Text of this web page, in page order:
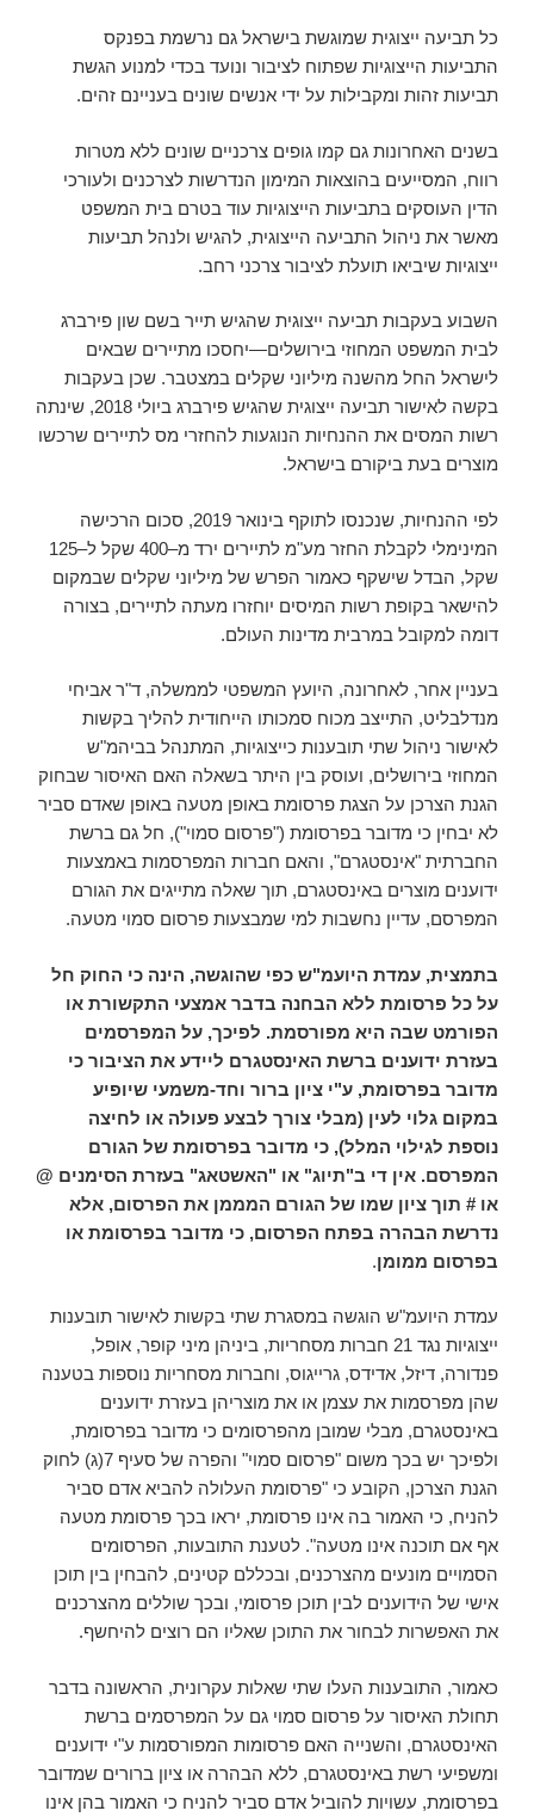
כל תביעה ייצוגית שמוגשת בישראל גם נרשמת בפנקס
התביעות הייצוגיות שפתוח לציבור ונועד בכדי למנוע הגשת
תביעות זהות ומקבילות על ידי אנשים שונים בעניינם זהים.
בשנים האחרונות גם קמו גופים צרכניים שונים ללא מטרות
רווח, המסייעים בהוצאות המימון הנדרשות לצרכנים ולעורכי
הדין העוסקים בתביעות הייצוגיות עוד בטרם בית המשפט
מאשר את ניהול התביעה הייצוגית, להגיש ולנהל תביעות
ייצוגיות שיביאו תועלת לציבור צרכני רחב.
השבוע בעקבות תביעה ייצוגית שהגיש תייר בשם שון פירברג
לבית המשפט המחוזי בירושלים—יחסכו מתיירים שבאים
לישראל החל מהשנה מיליוני שקלים במצטבר. שכן בעקבות
בקשה לאישור תביעה ייצוגית שהגיש פירברג ביולי 2018, שינתה
רשות המסים את ההנחיות הנוגעות להחזרי מס לתיירים שרכשו
מוצרים בעת ביקורם בישראל.
לפי ההנחיות, שנכנסו לתוקף בינואר 2019, סכום הרכישה
המינימלי לקבלת החזר מע"מ לתיירים ירד מ–400 שקל ל–125
שקל, הבדל שישקף כאמור הפרש של מיליוני שקלים שבמקום
להישאר בקופת רשות המיסים יוחזרו מעתה לתיירים, בצורה
דומה למקובל במרבית מדינות העולם.
בעניין אחר, לאחרונה, היועץ המשפטי לממשלה, ד"ר אביחי
מנדלבליט, התייצב מכוח סמכותו הייחודית להליך בקשות
לאישור ניהול שתי תובענות כייצוגיות, המתנהל בביהמ"ש
המחוזי בירושלים, ועוסק בין היתר בשאלה האם האיסור שבחוק
הגנת הצרכן על הצגת פרסומת באופן מטעה באופן שאדם סביר
לא יבחין כי מדובר בפרסומת ("פרסום סמוי"), חל גם ברשת
החברתית "אינסטגרם", והאם חברות המפרסמות באמצעות
ידוענים מוצרים באינסטגרם, תוך שאלה מתייגים את הגורם
המפרסם, עדיין נחשבות למי שמבצעות פרסום סמוי מטעה.
בתמצית, עמדת היועמ"ש כפי שהוגשה, הינה כי החוק חל
על כל פרסומת ללא הבחנה בדבר אמצעי התקשורת או
הפורמט שבה היא מפורסמת. לפיכך, על המפרסמים
בעזרת ידוענים ברשת האינסטגרם ליידע את הציבור כי
מדובר בפרסומת, ע"י ציון ברור וחד-משמעי שיופיע
במקום גלוי לעין (מבלי צורך לבצע פעולה או לחיצה
נוספת לגילוי המלל), כי מדובר בפרסומת של הגורם
המפרסם. אין די ב"תיוג" או "האשטאג" בעזרת הסימנים @
או # תוך ציון שמו של הגורם המממן את הפרסום, אלא
נדרשת הבהרה בפתח הפרסום, כי מדובר בפרסומת או
בפרסום ממומן.
עמדת היועמ"ש הוגשה במסגרת שתי בקשות לאישור תובענות
ייצוגיות נגד 21 חברות מסחריות, ביניהן מיני קופר, אופל,
פנדורה, דיזל, אדידס, גרייגוס, וחברות מסחריות נוספות בטענה
שהן מפרסמות את עצמן או את מוצריהן בעזרת ידוענים
באינסטגרם, מבלי שמובן מהפרסומים כי מדובר בפרסומת,
ולפיכך יש בכך משום "פרסום סמוי" והפרה של סעיף 7(ג) לחוק
הגנת הצרכן, הקובע כי "פרסומת העלולה להביא אדם סביר
להניח, כי האמור בה אינו פרסומת, יראו בכך פרסומת מטעה
אף אם תוכנה אינו מטעה". לטענת התובעות, הפרסומים
הסמויים מונעים מהצרכנים, ובכללם קטינים, להבחין בין תוכן
אישי של הידוענים לבין תוכן פרסומי, ובכך שוללים מהצרכנים
את האפשרות לבחור את התוכן שאליו הם רוצים להיחשף.
כאמור, התובענות העלו שתי שאלות עקרונית, הראשונה בדבר
תחולת האיסור על פרסום סמוי גם על המפרסמים ברשת
האינסטגרם, והשנייה האם פרסומות המפורסמות ע"י ידוענים
ומשפיעי רשת באינסטגרם, ללא הבהרה או ציון ברורים שמדובר
בפרסומת, עשויות להוביל אדם סביר להניח כי האמור בהן אינו